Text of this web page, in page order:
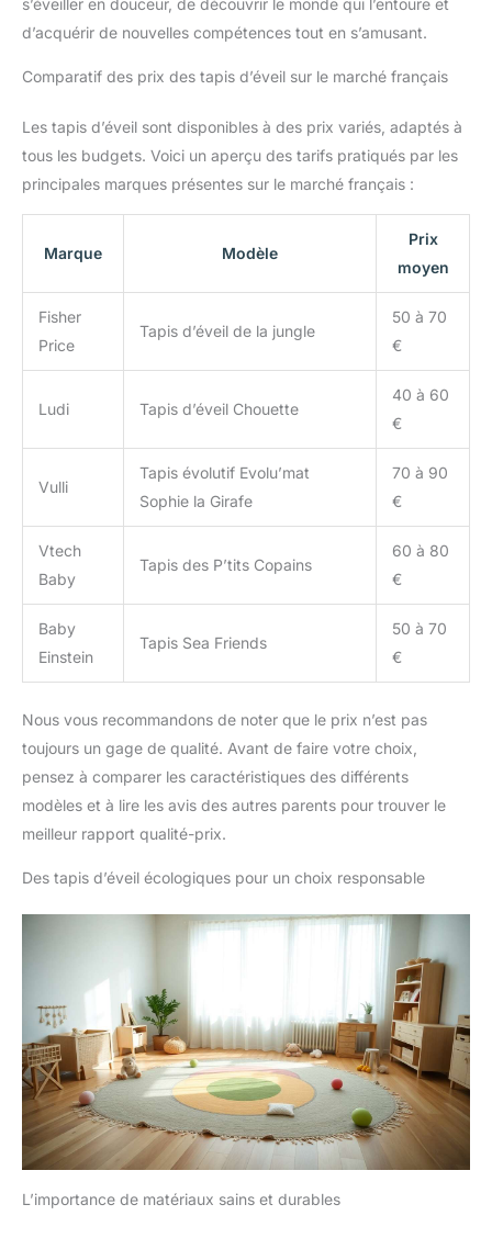
cadeau parfait pour le doucher,
les anniversaires et Noël.
d’acquérir de nouvelles compétences tout en s’amusant.
Comparatif des prix des tapis d’éveil sur le marché français
Les tapis d’éveil sont disponibles à des prix variés, adaptés à
tous les budgets. Voici un aperçu des tarifs pratiqués par les
principales marques présentes sur le marché français :
Marque Modèle
Prix
moyen
Fisher
Price
Tapis d’éveil de la jungle
50 à 70
€
Ludi Tapis d’éveil Chouette
40 à 60
€
Vulli
Tapis évolutif Evolu’mat
Sophie la Girafe
70 à 90
€
Vtech
Baby
Tapis des P’tits Copains
60 à 80
€
Baby
Einstein
Tapis Sea Friends
50 à 70
€
Nous vous recommandons de noter que le prix n’est pas
toujours un gage de qualité. Avant de faire votre choix,
pensez à comparer les caractéristiques des différents
modèles et à lire les avis des autres parents pour trouver le
meilleur rapport qualité-prix.
Des tapis d’éveil écologiques pour un choix responsable
L’importance de matériaux sains et durables